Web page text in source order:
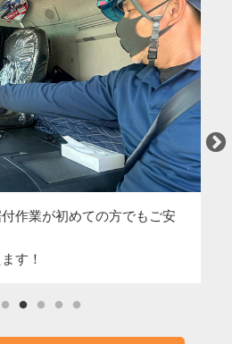
作業が初めての方でもご安
す！